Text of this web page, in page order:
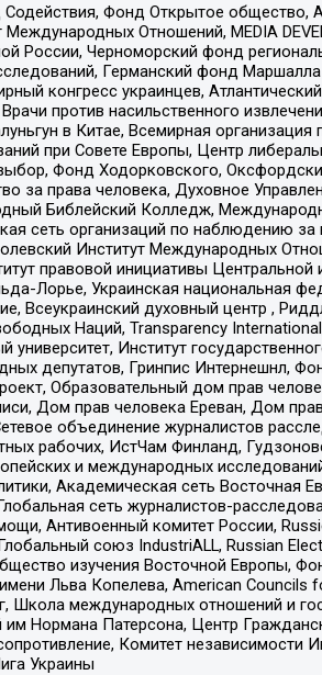
Фонд Открытое общество,
Отношений, MEDIA
России, Черноморский фонд
Германский фонд
конгресс украинцев,
против насильственного
в Китае, Всемирная
при Совете Европы, Центр
Фонд Ходорковского,
права человека, Духовное
Библейский Колледж,
сеть организаций по наблюдению
Институт Международных
правовой инициативы
Лорье, Украинская национальная
духовный центр ,
Наций, Transparеncy
Институт
депутатов, Гринпис Интернешнл,
Образовательный дом прав
Дом прав человека Ереван, Дом
объединение журналистов
рабочих, ИстЧам Финланд,
и международных
Академическая сеть Восточная
сеть журналистов-
Антивоенный комитет России,
союз IndustriALL, Russian
изучения Восточной Европы,
Льва Копелева, American Councils
международных отношений и
Нормана Патерсона, Центр
Комитет независимости
Украины